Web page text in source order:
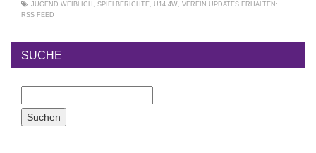
JUGEND WEIBLICH , SPIELBERICHTE, U14.4W, VEREIN UPDATES ERHALTEN:
RSS FEED
SUCHE